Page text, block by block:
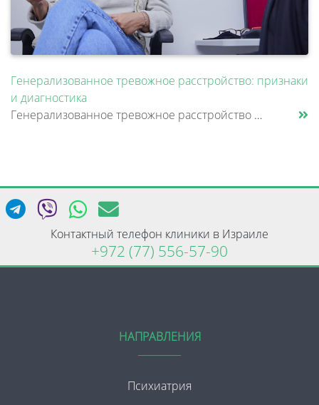
Генерализованное тревожное расстройство: признаки
и диагностика
Генерализованное тревожное расстройство — это состояние, при котором человек испытывает постоянное внутреннее напряжение......
Контактный телефон клиники в Израиле
+972 (77) 556-57-90
НАПРАВЛЕНИЯ
Психиатрия